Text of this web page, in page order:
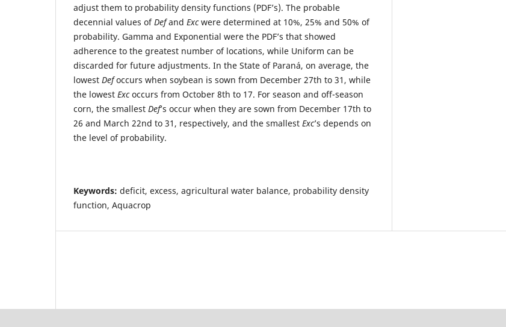
adjust them to probability density functions (PDF’s). The probable
decennial values ​​ofDefand Excwere determined at 10%, 25% and 50% of
probability. Gamma and Exponential were the PDF’s that showed
adherence to the greatest number of locations, while Uniform can be
discarded for future adjustments. In the State of Paraná, on average, the
lowest Defoccurs when soybean is sown from December 27th to 31, while
the lowest Excoccurs from October 8th to 17. For season and off-season
corn, the smallest Def’s occur when they are sown from December 17th to
26 and March 22nd to 31, respectively, and the smallest Exc’s depends on
the level of probability.
Keywords: deficit, excess, agricultural water balance, probability density
function, Aquacrop